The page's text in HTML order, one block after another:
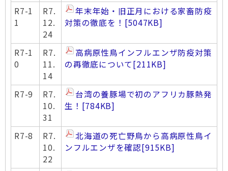
R7-1
1
R7.
12.
24
年末年始・旧正月における家畜防疫
対策の徹底を！ [5047KB]
R7-1
0
R7.
11.
14
高病原性鳥インフルエンザ防疫対策
の再徹底について[211KB]
R7-9
R7.
10.
31
台湾の養豚場で初のアフリカ豚熱発
生！ [784KB]
R7-8
R7.
10.
22
北海道の死亡野鳥から高病原性鳥イ
ンフルエンザを確認[915KB]